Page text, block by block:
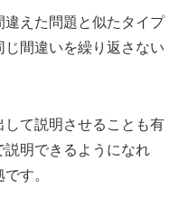
違えた問題と似たタイプ
間違いを繰り返さない
して説明させることも有
明できるようになれ
す。